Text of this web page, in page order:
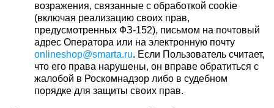
возражения, связанные с обработкой cookie
(включая реализацию своих прав,
предусмотренных ФЗ-152), письмом на почтовый
адрес Оператора или на электронную почту
onlineshop@smarta.ru. Если Пользователь считает,
что его права нарушены, он вправе обратиться с
жалобой в Роскомнадзор либо в судебном
порядке для защиты своих прав.